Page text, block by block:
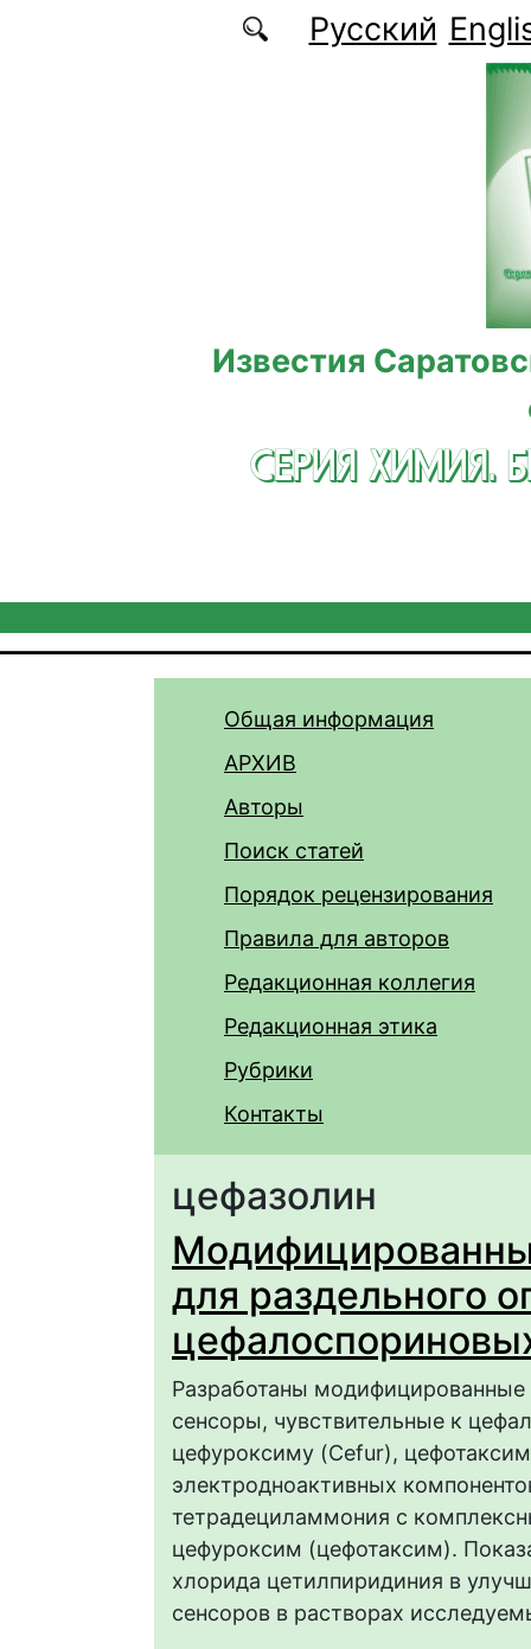
Перейти к основному содержаниюРусский
Известия
СЕРИЯ ХИМИЯ.
Общая информация
АРХИВ
Авторы
Поиск статей
Порядок рецензирования
Правила для авторов
Редакционная коллегия
Редакционная этика
Рубрики
Контакты
цефазолин
для раздельного
Разработаны
сенсоры, чувствительные к
цефуроксиму (Cefur),
электродноактивных
тетрадециламмония с
цефуроксим (цефотаксим).
хлорида цетилпиридиния в
сенсоров в растворах